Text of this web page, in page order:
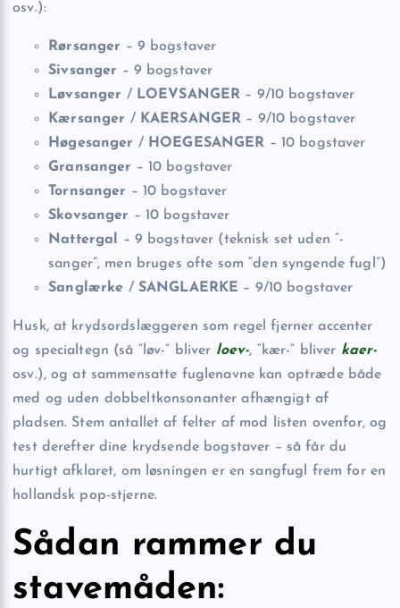
osv.):
Rørsanger – 9 bogstaver
Sivsanger – 9 bogstaver
Løvsanger / LOEVSANGER – 9/10 bogstaver
Kærsanger / KAERSANGER – 9/10 bogstaver
Høgesanger / HOEGESANGER – 10 bogstaver
Gransanger – 10 bogstaver
Tornsanger – 10 bogstaver
Skovsanger – 10 bogstaver
Nattergal
– 9 bogstaver (teknisk set uden “-
sanger”, men bruges ofte som “den syngende fugl”)
Sanglærke / SANGLAERKE – 9/10 bogstaver
Husk, at krydsordslæggeren som regel fjerner accenter
og specialtegn (så “løv-” bliver loev-, “kær-” bliver kaer-
osv.), og at sammensatte fuglenavne kan optræde både
med og uden dobbeltkonsonanter afhængigt af
pladsen. Stem antallet af felter af mod listen ovenfor, og
test derefter dine krydsende bogstaver – så får du
hurtigt afklaret, om løsningen er en sangfugl frem for en
hollandsk pop-stjerne.
Sådan rammer du
stavemåden: